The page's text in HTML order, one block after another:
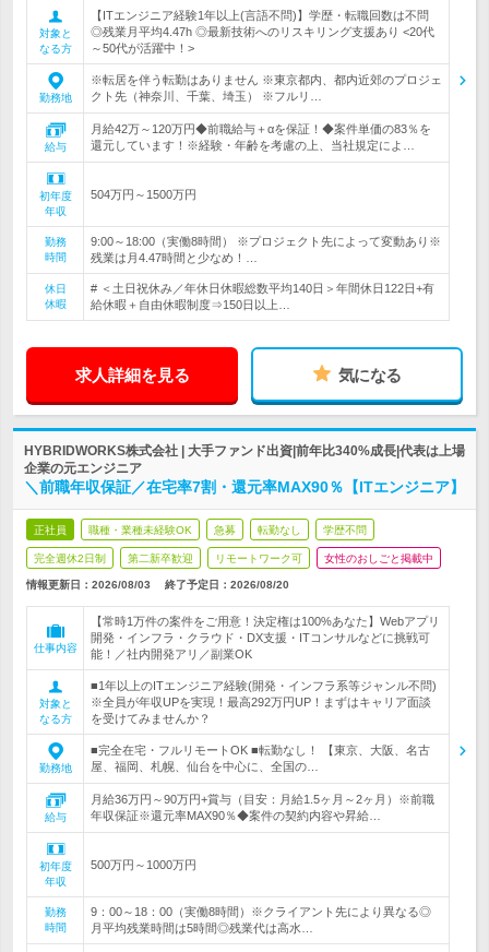
対象と
なる方
【ITエンジニア経験1年以上(言語不問)】学歴・転職回数は不問
◎残業月平均4.47h ◎最新技術へのリスキリング支援あり <20代
～50代が活躍中！>
勤務地
※転居を伴う転勤はありません ※東京都内、都内近郊のプロジェ
クト先（神奈川、千葉、埼玉） ※フルリ…
給与
月給42万～120万円◆前職給与＋αを保証！◆案件単価の83％を
還元しています！※経験・年齢を考慮の上、当社規定によ…
初年度
年収
504万円～1500万円
勤務
時間
9:00～18:00（実働8時間） ※プロジェクト先によって変動あり※
残業は月4.47時間と少なめ！…
休日
休暇
# ＜土日祝休み／年休日休暇総数平均140日＞年間休日122日+有
給休暇＋自由休暇制度⇒150日以上…
求人詳細を見る 気になる
HYBRIDWORKS株式会社 | 大手ファンド出資|前年比340%成長|代表は上場
企業の元エンジニア
＼前職年収保証／在宅率7割・還元率MAX90％【ITエンジニア】
正社員 職種・業種未経験OK 急募 転勤なし 学歴不問
完全週休2日制 第二新卒歓迎 リモートワーク可 女性のおしごと掲載中
情報更新日：2026/08/03 終了予定日： 2026/08/20
仕事内容
【常時1万件の案件をご用意！決定権は100%あなた】Webアプリ
開発・インフラ・クラウド・DX支援・ITコンサルなどに挑戦可
能！／社内開発アリ／副業OK
対象と
なる方
■1年以上のITエンジニア経験(開発・インフラ系等ジャンル不問)
※全員が年収UPを実現！最高292万円UP！まずはキャリア面談
を受けてみませんか？
勤務地
■完全在宅・フルリモートOK ■転勤なし！ 【東京、大阪、名古
屋、福岡、札幌、仙台を中心に、全国の…
給与
月給36万円～90万円+賞与（目安：月給1.5ヶ月～2ヶ月）※前職
年収保証※還元率MAX90％◆案件の契約内容や昇給…
初年度
年収
500万円～1000万円
勤務
時間
9：00～18：00（実働8時間）※クライアント先により異なる◎
月平均残業時間は5時間◎残業代は高水…